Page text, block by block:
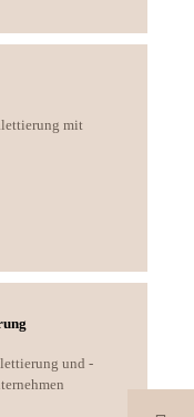
mit
und -